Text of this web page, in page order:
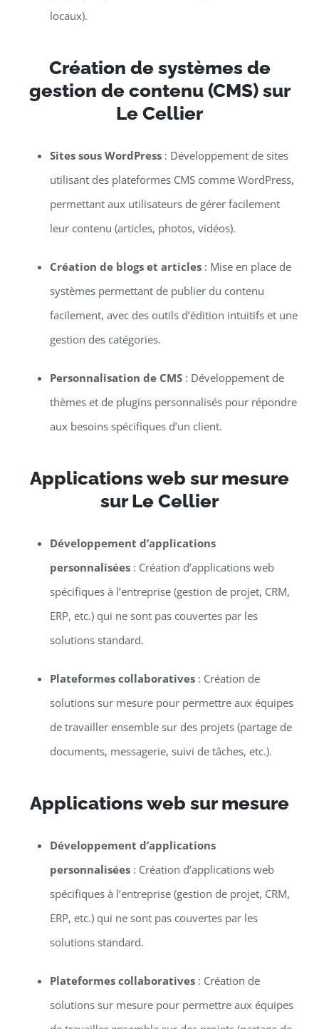
locaux).
Création de systèmes de
gestion de contenu (CMS) sur
Le Cellier
Sites sous WordPress: Développement de sites
utilisant des plateformes CMS comme WordPress,
permettant aux utilisateurs de gérer facilement
leur contenu (articles, photos, vidéos).
Création de blogs et articles: Mise en place de
systèmes permettant de publier du contenu
facilement, avec des outils d’édition intuitifs et une
gestion des catégories.
Personnalisation de CMS: Développement de
thèmes et de plugins personnalisés pour répondre
aux besoins spécifiques d’un client.
Applications web sur mesure
sur Le Cellier
Développement d’applications
personnalisées: Création d’applications web
spécifiques à l’entreprise (gestion de projet, CRM,
ERP, etc.) qui ne sont pas couvertes par les
solutions standard.
Plateformes collaboratives: Création de
solutions sur mesure pour permettre aux équipes
de travailler ensemble sur des projets (partage de
documents, messagerie, suivi de tâches, etc.).
Applications web sur mesure
Développement d’applications
personnalisées: Création d’applications web
spécifiques à l’entreprise (gestion de projet, CRM,
ERP, etc.) qui ne sont pas couvertes par les
solutions standard.
Plateformes collaboratives: Création de
solutions sur mesure pour permettre aux équipes